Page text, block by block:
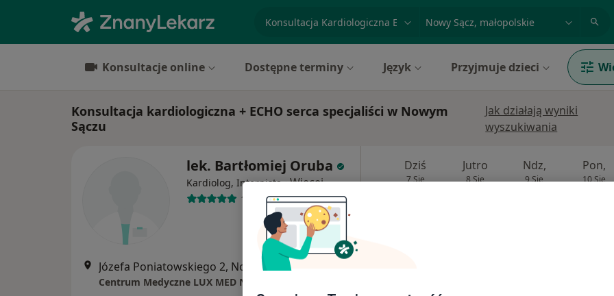
Konsultacje online Dostępne terminy Język Przyjmuje dzieci
Konsultacja kardiologiczna + ECHO serca specjaliści w Nowym
Sączu
Jak działają wyniki
wyszukiwania
lek. Bartłomiej Oruba
Kardiolog, Internista·Więcej
109 opinii
Józefa Poniatowskiego 2, Nowy Sącz •
Dziś
7 Sie
Jutro
8 Sie
Ndz,
9 Sie
Pon,
10 Sie